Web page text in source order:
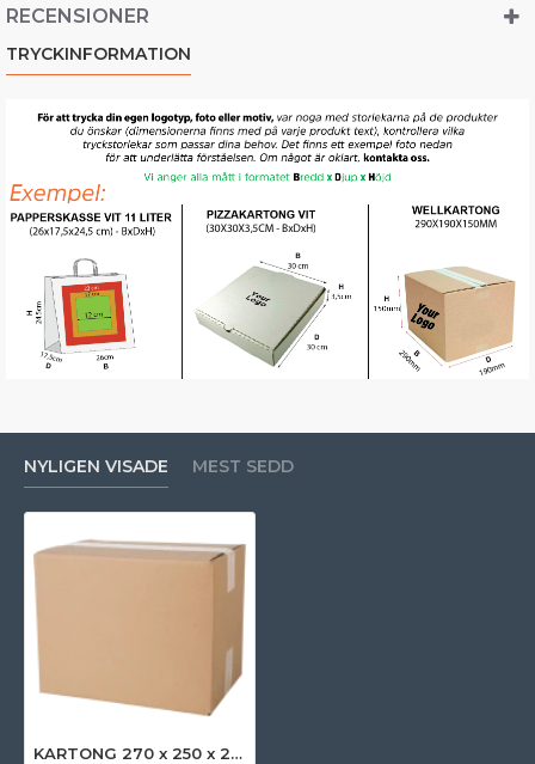
RECENSIONER
TRYCKINFORMATION
NYLIGEN VISADE MEST SEDD
KARTONG 270 x 250 x 200 mm